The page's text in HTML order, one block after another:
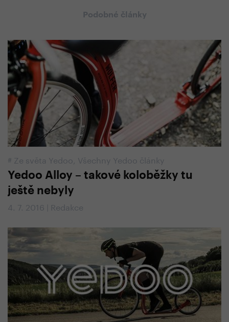
Podobné články
# Ze světa Yedoo Všechny Yedoo články
Yedoo Alloy – takové koloběžky tu
ještě nebyly
4. 7. 2016 | Redakce